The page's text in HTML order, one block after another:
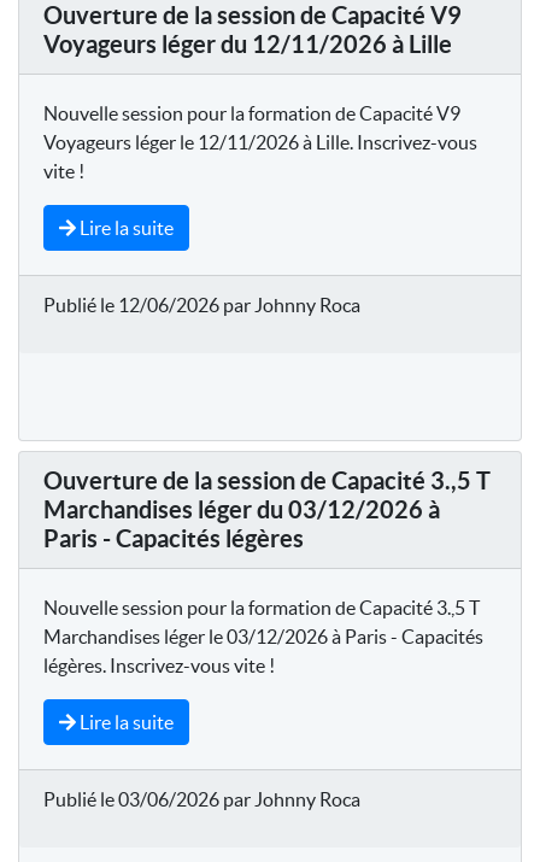
Ouverture de la session de Capacité V9
Voyageurs léger du 12/11/2026 à Lille
Nouvelle session pour la formation de Capacité V9
Voyageurs léger le 12/11/2026 à Lille. Inscrivez-vous
vite !
Lire la suite
Publié le 12/06/2026 par Johnny Roca
Ouverture de la session de Capacité 3.,5 T
Marchandises léger du 03/12/2026 à
Paris - Capacités légères
Nouvelle session pour la formation de Capacité 3.,5 T
Marchandises léger le 03/12/2026 à Paris - Capacités
légères. Inscrivez-vous vite !
Lire la suite
Publié le 03/06/2026 par Johnny Roca